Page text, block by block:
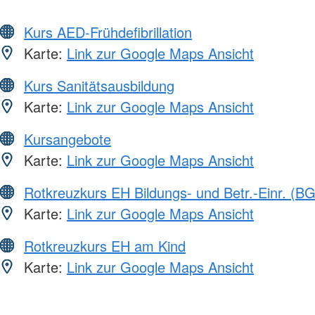
Kurs AED-Frühdefibrillation
Karte: Link zur Google Maps Ansicht
Kurs Sanitätsausbildung
Karte: Link zur Google Maps Ansicht
Kursangebote
Karte: Link zur Google Maps Ansicht
Rotkreuzkurs EH Bildungs- und Betr.-Einr.
Karte: Link zur Google Maps Ansicht
Rotkreuzkurs EH am Kind
Karte: Link zur Google Maps Ansicht